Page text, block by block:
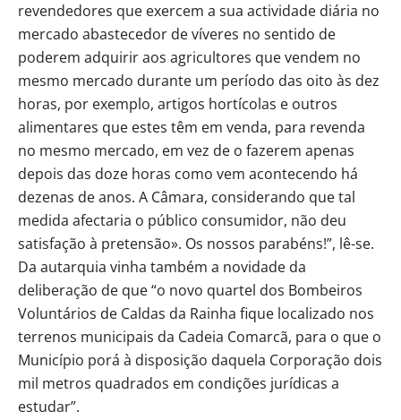
revendedores que exercem a sua actividade diária no
mercado abastecedor de víveres no sentido de
poderem adquirir aos agricultores que vendem no
mesmo mercado durante um período das oito às dez
horas, por exemplo, artigos hortícolas e outros
alimentares que estes têm em venda, para revenda
no mesmo mercado, em vez de o fazerem apenas
depois das doze horas como vem acontecendo há
dezenas de anos. A Câmara, considerando que tal
medida afectaria o público consumidor, não deu
satisfação à pretensão». Os nossos parabéns!”, lê-se.
Da autarquia vinha também a novidade da
deliberação de que “o novo quartel dos Bombeiros
Voluntários de Caldas da Rainha fique localizado nos
terrenos municipais da Cadeia Comarcã, para o que o
Município porá à disposição daquela Corporação dois
mil metros quadrados em condições jurídicas a
estudar”.